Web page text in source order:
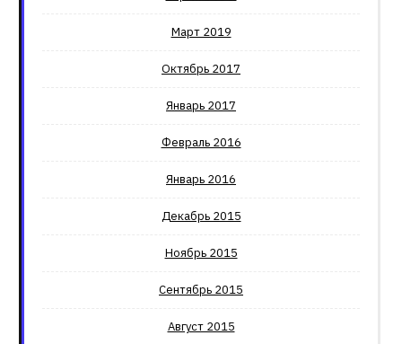
Март 2019
Октябрь 2017
Январь 2017
Февраль 2016
Январь 2016
Декабрь 2015
Ноябрь 2015
Сентябрь 2015
Август 2015